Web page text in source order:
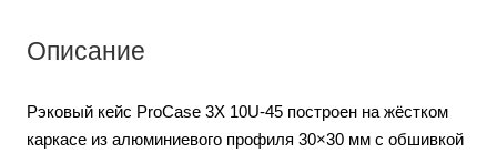
Описание
Рэковый кейс ProCase 3X 10U-45 построен на жёстком
каркасе из алюминиевого профиля 30×30 мм с обшивкой